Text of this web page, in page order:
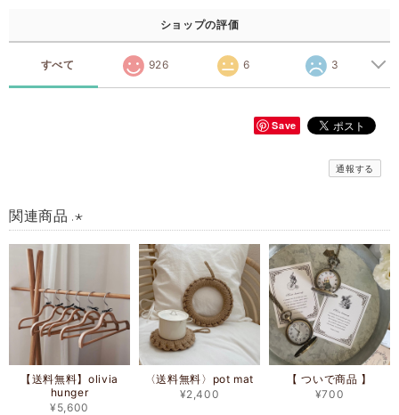
ショップの評価
すべて 926 6 3
Save
通報する
関連商品 .⋆
【送料無料】olivia
hunger
¥5,600
〈送料無料〉pot mat
¥2,400
【 ついで商品 】
¥700